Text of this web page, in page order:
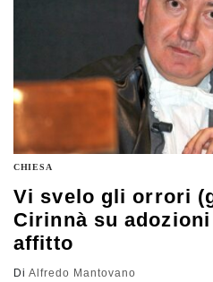
CHIESA
Vi svelo gli orrori
Cirinnà su
affitto
Di Alfredo Mantovano